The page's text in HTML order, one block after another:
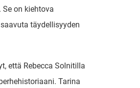
on kiehtova
täydellisyyden
että Rebecca Solnitilla
Tarina